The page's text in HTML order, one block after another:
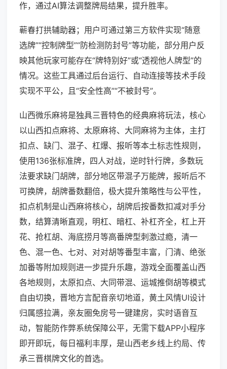
作，通过AI算法调整牌局结果，提升胜率。
蕲春打拱辅助器；用户可通过第三方软件实现“随意
选牌”“控制牌型”“防检测防封号”等功能，部分用户反
映其他玩家可能存在“牌特别好”或“透视他人牌型”的
情况。这些工具通过后台运行、自动连接等技术手段
实现不平公，且“安全性高”“不被封号”。
山西微乐麻将是独具三晋特色的经典麻将玩法，核心
以山西扣点麻将、太原麻将、大同麻将为主体，主打
扣点、缺门、混子、杠爆、报听等本土标志性规则，
使用136张标准牌，四人对战，逆时针行牌，多数玩
法要求缺门胡牌，部分地区带混子万能牌，报听后不
可换牌，胡牌番数翻倍，极大提升策略性与公平性，
扣点机制是山西麻将核心，胡牌后按番数扣减对手分
数，结算清晰直观，明杠、暗杠、补杠齐全，杠上开
花、抢杠胡、海底捞月等高番牌型刺激过瘾，清一
色、混一色、七对、对对胡等番型丰富，门清、绝张
加番等附加规则进一步提升乐趣，游戏全面覆盖山西
各地规则，太原扣点、大同带混、运城推倒胡等模式
自由切换，晋地方言配音亲切地道，黄土风情UI设计
归属感拉满，亲友圈免房号一键建房，实时语音互
动，智能防作弊系统保障公平，无需下载APP小程序
即开即玩，每日福利丰厚，是山西老乡线上约局、传
承三晋棋牌文化的首选。